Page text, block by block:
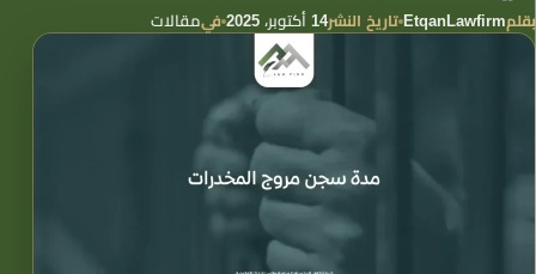
بقلمEtqanLawfirm تاريخ النشر14 أكتوبر، 2025 فيمقالات